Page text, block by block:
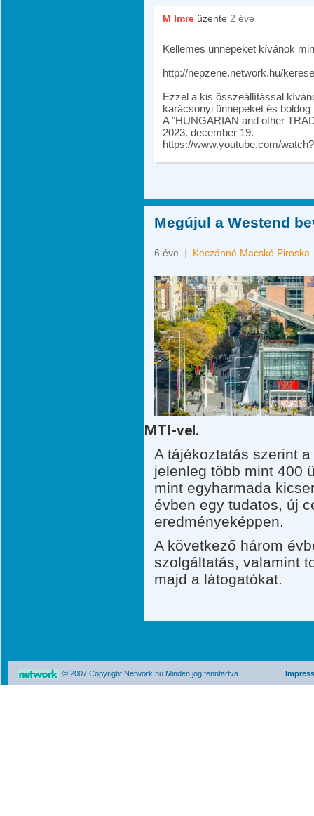
M Imre üzente 2 éve
Kellemes ünnepeket kívánok
http://nepzene.network.hu/
Ezzel a kis összeállítással
karácsonyi ünnepeket és
A "HUNGARIAN and other
2023. december 19.
https://www.youtube.com/
Megújul a Westend
6 éve | Keczánné Macskó Piroska
MTI-vel.
A tájékoztatás szerint
jelenleg több mint 400
mint egyharmada
évben egy tudatos, új
eredményeképpen.
A következő három
szolgáltatás, valamint
majd a látogatókat.
© 2007 Copyright Network.hu Minden jog fenntartva.